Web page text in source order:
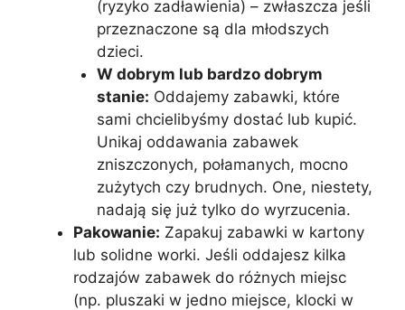
(ryzyko zadławienia) – zwłaszcza jeśli
przeznaczone są dla młodszych
dzieci.
W dobrym lub bardzo dobrym
stanie: Oddajemy zabawki, które
sami chcielibyśmy dostać lub kupić.
Unikaj oddawania zabawek
zniszczonych, połamanych, mocno
zużytych czy brudnych. One, niestety,
nadają się już tylko do wyrzucenia.
Pakowanie: Zapakuj zabawki w kartony
lub solidne worki. Jeśli oddajesz kilka
rodzajów zabawek do różnych miejsc
(np. pluszaki w jedno miejsce, klocki w